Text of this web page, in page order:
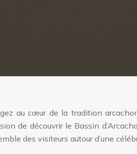
au cœur de la tradition
de découvrir le Bassin
des visiteurs autour d’une